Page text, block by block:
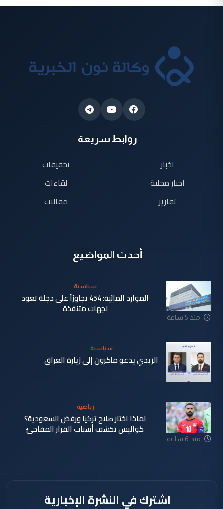
روابط سريعة
اخبار
اخبار محلية
تقارير
تحقيقات
لقاءات
مقالات
أحدث المواضيع
منذ 5 ساعة
سياسية
الموارد المائية: 454 تجاوزاً على دجلة تعود
لجهات متنفذة
سياسية
الزيدي يدعو ماكرون إلى زيارة العراق
منذ 6 ساعة
رياضية
لماذا اختار صلاح تركيا ورفض السعودية؟
كواليس تكشف أسباب القرار المفاجئ
اشترك في النشرة الإخبارية